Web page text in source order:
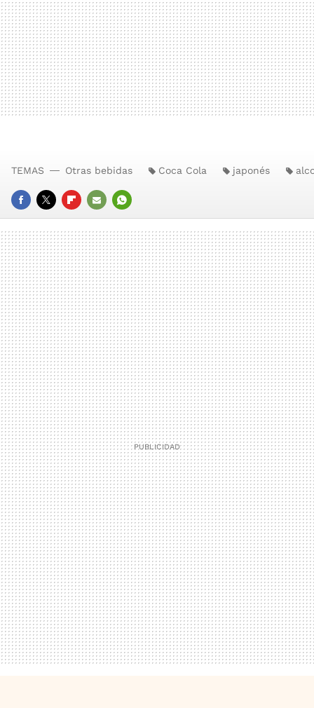
FACEBOOK
TWITTERFLIPBOARD
E-
MAIL
WHATSAPP
TEMAS Otras bebidas Coca Cola japonés